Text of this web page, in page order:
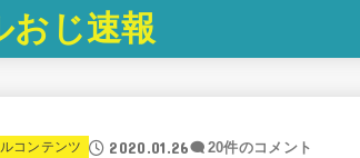
おじ速報
コンテンツ 2020.01.26 20件のコメント